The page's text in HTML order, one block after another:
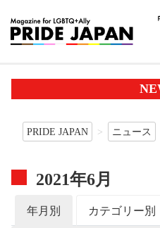
PRIDE JAPAN ニュース
2021年6月
年月別 カテゴリー別